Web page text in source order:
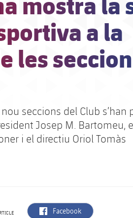
a la
les
seccions del Club s’han
Josep M. Bartomeu,
i el directiu Oriol Tomàs
label.aria.facebook
Facebook